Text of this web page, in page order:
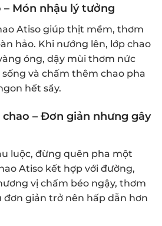
Món nhậu lý tưởng
Atiso giúp thịt mềm, thơm
hảo. Khi nướng lên, lớp chao
óng, dậy mùi thơm nức
và chấm thêm chao pha
hết sẩy.
chao – Đơn giản nhưng gây
luộc, đừng quên pha một
Atiso kết hợp với đường,
vị chấm béo ngậy, thơm
đơn giản trở nên hấp dẫn hơn